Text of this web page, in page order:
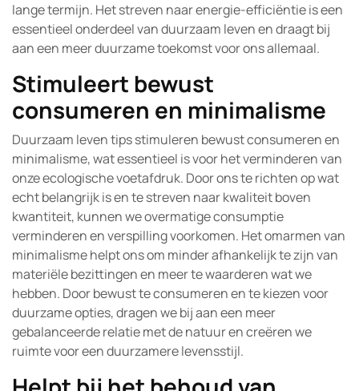
lange termijn. Het streven naar energie-efficiëntie is een
essentieel onderdeel van duurzaam leven en draagt bij
aan een meer duurzame toekomst voor ons allemaal.
Stimuleert bewust
consumeren en minimalisme
Duurzaam leven tips stimuleren bewust consumeren en
minimalisme, wat essentieel is voor het verminderen van
onze ecologische voetafdruk. Door ons te richten op wat
echt belangrijk is en te streven naar kwaliteit boven
kwantiteit, kunnen we overmatige consumptie
verminderen en verspilling voorkomen. Het omarmen van
minimalisme helpt ons om minder afhankelijk te zijn van
materiële bezittingen en meer te waarderen wat we
hebben. Door bewust te consumeren en te kiezen voor
duurzame opties, dragen we bij aan een meer
gebalanceerde relatie met de natuur en creëren we
ruimte voor een duurzamere levensstijl.